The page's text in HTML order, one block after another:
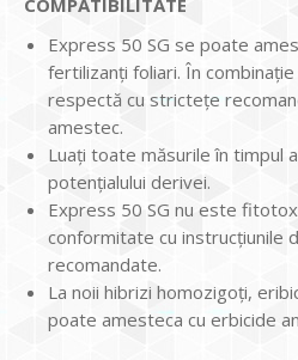
COMPATIBILITATE
Express 50 SG se poate
fertilizanţi foliari. În
respectă cu stricteţe
amestec.
Luaţi toate măsurile în timpul
potenţialului derivei.
Express 50 SG nu este
conformitate cu instrucţiunile
recomandate.
La noii hibrizi homozigoţi,
poate amesteca cu erbicide